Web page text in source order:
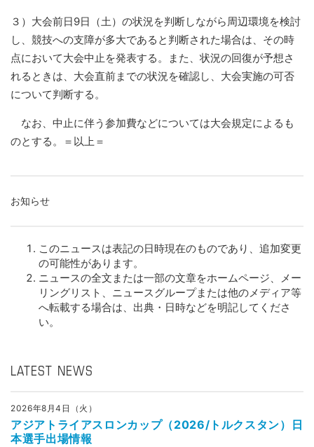
３）大会前日9日（土）の状況を判断しながら周辺環境を検討
し、競技への支障が多大であると判断された場合は、その時
点において大会中止を発表する。また、状況の回復が予想さ
れるときは、大会直前までの状況を確認し、大会実施の可否
について判断する。
なお、中止に伴う参加費などについては大会規定によるも
のとする。＝以上＝
お知らせ
このニュースは表記の日時現在のものであり、追加変更
の可能性があります。
ニュースの全文または一部の文章をホームページ、メー
リングリスト、ニュースグループまたは他のメディア等
へ転載する場合は、出典・日時などを明記してくださ
い。
LATEST NEWS
2026年8月4日（火）
アジアトライアスロンカップ（2026/トルクスタン）日
本選手出場情報